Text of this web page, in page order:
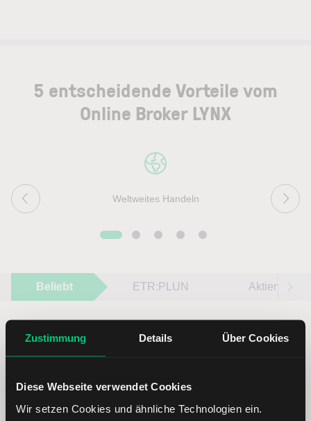
Zustimmung Details Über Cookies
Diese Webseite verwendet Cookies
Wir setzen Cookies und ähnliche Technologien ein.
5 entscheidende Vorteile vom
Online Broker LYNX
Weltweites Handeln
Beliebt ETR:PLUN Aktien im
Immer up to date – mit unseren
Newslettern